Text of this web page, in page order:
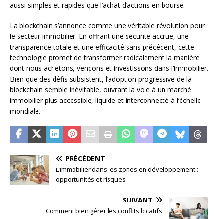
aussi simples et rapides que l’achat d’actions en bourse.
La blockchain s’annonce comme une véritable révolution pour
le secteur immobilier. En offrant une sécurité accrue, une
transparence totale et une efficacité sans précédent, cette
technologie promet de transformer radicalement la manière
dont nous achetons, vendons et investissons dans l’immobilier.
Bien que des défis subsistent, l’adoption progressive de la
blockchain semble inévitable, ouvrant la voie à un marché
immobilier plus accessible, liquide et interconnecté à l’échelle
mondiale.
PRÉCÉDENT
L’immobilier dans les zones en développement :
opportunités et risques
SUIVANT
Comment bien gérer les conflits locatifs